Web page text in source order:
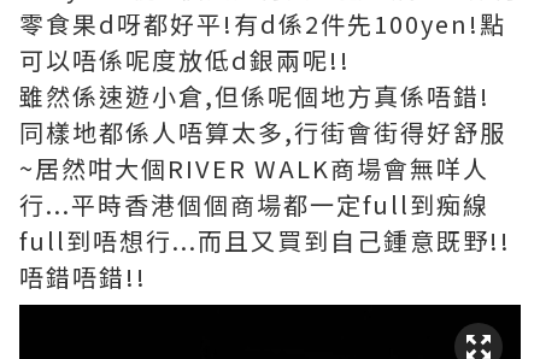
零食果d呀都好平!有d係2件先100yen!點
可以唔係呢度放低d銀兩呢!!
雖然係速遊小倉,但係呢個地方真係唔錯!
同樣地都係人唔算太多,行街會街得好舒服
~居然咁大個RIVER WALK商場會無咩人
行...平時香港個個商場都一定full到痴線
full到唔想行...而且又買到自己鍾意既野!!
唔錯唔錯!!